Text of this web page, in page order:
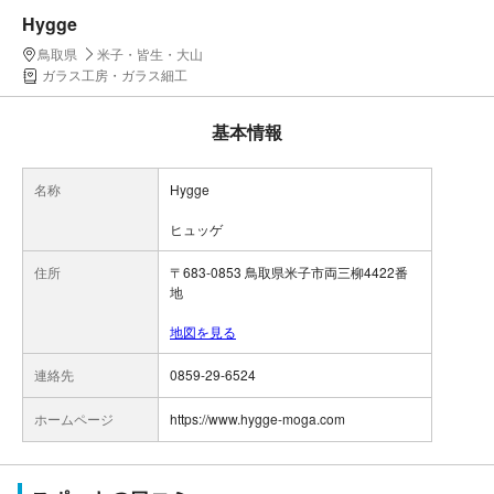
Hygge
鳥取県
米子・皆生・大山
ガラス工房・ガラス細工
基本情報
名称 Hygge
ヒュッゲ
住所
〒683-0853 鳥取県米子市両三柳4422番
地
地図を見る
連絡先 0859-29-6524
ホームページ https://www.hygge-moga.com